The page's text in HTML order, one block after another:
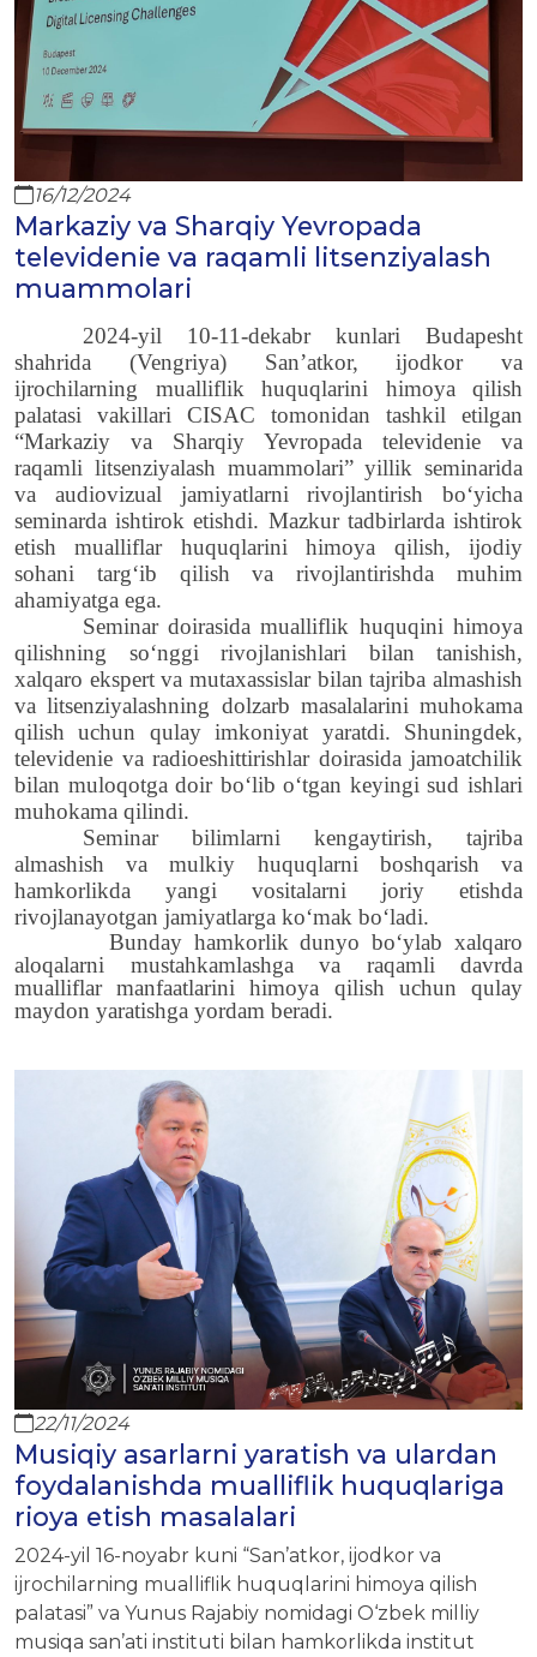
16/12/2024
Markaziy va Sharqiy Yevropada
televidenie va raqamli litsenziyalash
muammolari
2024-yil 10-11-dekabr kunlari Budapesht
shahrida (Vengriya) San’atkor, ijodkor va
ijrochilarning mualliflik huquqlarini himoya qilish
palatasi vakillari
CISAC
tomonidan tashkil etilgan
“Markaziy va Sharqiy Yevropada televidenie va
raqamli litsenziyalash muammolari” yillik seminarida
va audiovizual jamiyatlarni rivojlantirish bo‘yicha
seminarda ishtirok etishdi. Mazkur tadbirlarda ishtirok
etish mualliflar huquqlarini himoya qilish, ijodiy
sohani targ‘ib qilish va rivojlantirishda muhim
ahamiyatga ega.
Seminar doirasida mualliflik huquqini himoya
qilishning so‘nggi rivojlanishlari bilan tanishish,
xalqaro ekspert vamutaxassislar bilan tajriba almashish
va litsenziyalashning dolzarb masalalarini muhokama
qilish uchun qulay imkoniyat yaratdi. Shuningdek,
televidenie va radioeshittirishlar doirasida jamoatchilik
bilan muloqotga doir bo‘lib o‘tgan keyingisud ishlari
muhokama qilindi.
Seminar bilimlarni kengaytirish, tajriba
almashish vamulkiy huquqlarni boshqarish va
hamkorlikda yangi
vositalarni joriy etishda
rivojlanayotgan jamiyatlarga ko‘mak bo‘ladi.
Bunday hamkorlikdunyo bo‘ylabxalqaro
aloqalarni mustahkamlashga va raqamli davrda
mualliflar manfaatlarini himoya qilish uchun qulay
maydon yaratishga yordam beradi.
22/11/2024
Musiqiy asarlarni yaratish va ulardan
foydalanishda mualliflik huquqlariga
rioya etish masalalari
2024-yil 16-noyabr kuni “San’atkor, ijodkor va
ijrochilarning mualliflik huquqlarini himoya qilish
palatasi” va Yunus Rajabiy nomidagi O‘zbek milliy
musiqa san’ati instituti bilan hamkorlikda institut